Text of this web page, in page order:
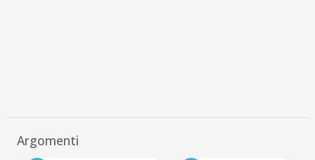
Argomenti